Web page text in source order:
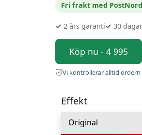
Fri frakt med PostNord
✓ 2 års garanti✓ 30
Köp nu - 4 995
Vi kontrollerar alltid
Effekt
Original